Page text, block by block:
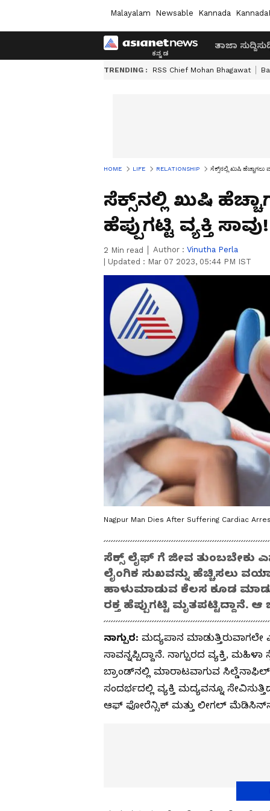
Malayalam Newsable Kannada
ತಾಜಾ ಸುದ್ದಿ
TRENDING : RSS Chief Mohan Bhagawat
HOME LIFE RELATIONSHIP ಸೆಕ್ಸ್‌ನಲ್ಲಿ ಖುಷಿ ಹೆಚ್ಚಾಗಲು
ಸೆಕ್ಸ್‌ನಲ್ಲಿ ಖುಷಿ
ಹೆಪ್ಪುಗಟ್ಟಿ ವ್ಯಕ್ತಿ ಸಾವು!
2 Min read Author : Vinutha Perla
Updated : Mar 07 2023, 05:44 PM IST
Nagpur Man Dies After Suffering Cardiac
ಸೆಕ್ಸ್ ಲೈಫ್ ಗೆ ಜೀವ ತುಂಬಬೇಕು
ಲೈಂಗಿಕ ಸುಖವನ್ನು ಹೆಚ್ಚಿಸಲು
ಹಾಳುಮಾಡುವ ಕೆಲಸ ಕೂಡ
ರಕ್ತ ಹೆಪ್ಪುಗಟ್ಟಿ ಮೃತಪಟ್ಟಿದ್ದಾನೆ.
ನಾಗ್ಪುರ: ಮದ್ಯಪಾನ ಮಾಡುತ್ತಿರುವಾಗಲೇ
ಸಾವನ್ನಪ್ಪಿದ್ದಾನೆ. ನಾಗ್ಪುರದ ವ್ಯಕ್ತಿ,
ಬ್ರಾಂಡ್‌ನಲ್ಲಿ ಮಾರಾಟವಾಗುವ
ಸಂದರ್ಭದಲ್ಲಿ ವ್ಯಕ್ತಿ ಮದ್ಯವನ್ನೂ
ಆಫ್ ಫೋರೆನ್ಸಿಕ್ ಮತ್ತು ಲೀಗಲ್